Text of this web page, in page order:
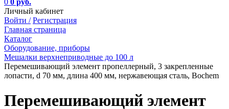
Личный кабинет
Войти / Регистрация
Главная страница
Каталог
Оборудование, приборы
Мешалки верхнеприводные до 100 л
Перемешивающий элемент пропеллерный, 3 закрепленные
лопасти, d 70 мм, длина 400 мм, нержавеющая сталь, Bochem
Перемешивающий элемент